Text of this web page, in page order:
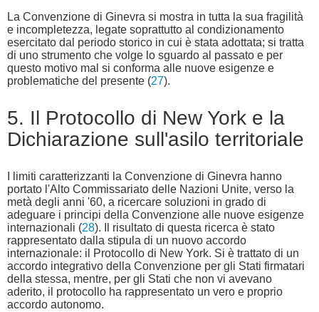
La Convenzione di Ginevra si mostra in tutta la sua fragilità
e incompletezza, legate soprattutto al condizionamento
esercitato dal periodo storico in cui è stata adottata; si tratta
di uno strumento che volge lo sguardo al passato e per
questo motivo mal si conforma alle nuove esigenze e
problematiche del presente (27).
5. Il Protocollo di New York e la
Dichiarazione sull'asilo territoriale
I limiti caratterizzanti la Convenzione di Ginevra hanno
portato l'Alto Commissariato delle Nazioni Unite, verso la
metà degli anni '60, a ricercare soluzioni in grado di
adeguare i principi della Convenzione alle nuove esigenze
internazionali (28). Il risultato di questa ricerca è stato
rappresentato dalla stipula di un nuovo accordo
internazionale: il Protocollo di New York. Si è trattato di un
accordo integrativo della Convenzione per gli Stati firmatari
della stessa, mentre, per gli Stati che non vi avevano
aderito, il protocollo ha rappresentato un vero e proprio
accordo autonomo.